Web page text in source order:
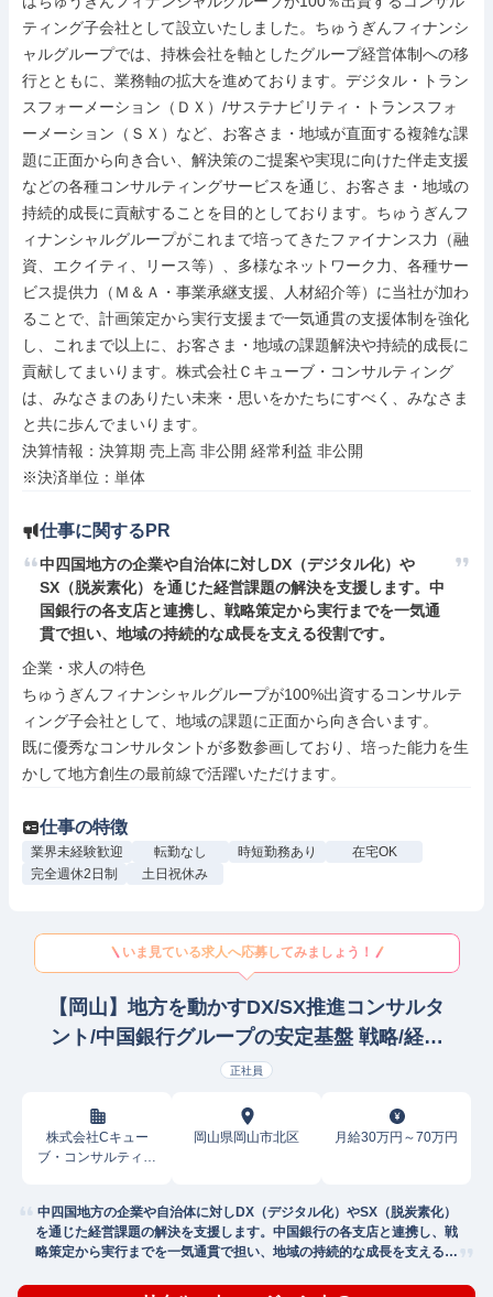
ティング子会社として設立いたしました。ちゅうぎんフィナンシ
ャルグループでは、持株会社を軸としたグループ経営体制への移
行とともに、業務軸の拡大を進めております。デジタル・トラン
スフォーメーション（ＤＸ）/サステナビリティ・トランスフォ
ーメーション（ＳＸ）など、お客さま・地域が直面する複雑な課
題に正面から向き合い、解決策のご提案や実現に向けた伴走支援
などの各種コンサルティングサービスを通じ、お客さま・地域の
持続的成長に貢献することを目的としております。ちゅうぎんフ
ィナンシャルグループがこれまで培ってきたファイナンス力（融
資、エクイティ、リース等）、多様なネットワーク力、各種サー
ビス提供力（Ｍ＆Ａ・事業承継支援、人材紹介等）に当社が加わ
ることで、計画策定から実行支援まで一気通貫の支援体制を強化
し、これまで以上に、お客さま・地域の課題解決や持続的成長に
貢献してまいります。株式会社Ｃキューブ・コンサルティング
は、みなさまのありたい未来・思いをかたちにすべく、みなさま
と共に歩んでまいります。
決算情報：決算期 売上高 非公開 経常利益 非公開
※決済単位：単体
仕事に関するPR
中四国地方の企業や自治体に対しDX（デジタル化）や
SX（脱炭素化）を通じた経営課題の解決を支援します。中
国銀行の各支店と連携し、戦略策定から実行までを一気通
貫で担い、地域の持続的な成長を支える役割です。
企業・求人の特色
ちゅうぎんフィナンシャルグループが100%出資するコンサルテ
ィング子会社として、地域の課題に正面から向き合います。
既に優秀なコンサルタントが多数参画しており、培った能力を生
かして地方創生の最前線で活躍いただけます。
仕事の特徴
業界未経験歓迎 転勤なし 時短勤務あり
在宅OK
完全週休2日制
土日祝休み
いま見ている求人へ応募してみましょう！
【岡山】地方を動かすDX/SX推進コンサルタ
ント/中国銀行グループの安定基盤 戦略/経営
コンサルタント
正社員
株式会社Cキュー
ブ・コンサルティン
岡山県岡山市北区 月給30万円～70万円
中四国地方の企業や自治体に対しDX（デジタル化）やSX（脱炭素化）
を通じた経営課題の解決を支援します。中国銀行の各支店と連携し、戦
略策定から実行までを一気通貫で担い、地域の持続的な成長を支える役